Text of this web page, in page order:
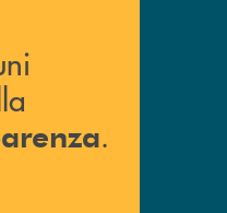
? Vai alla pagina della
.